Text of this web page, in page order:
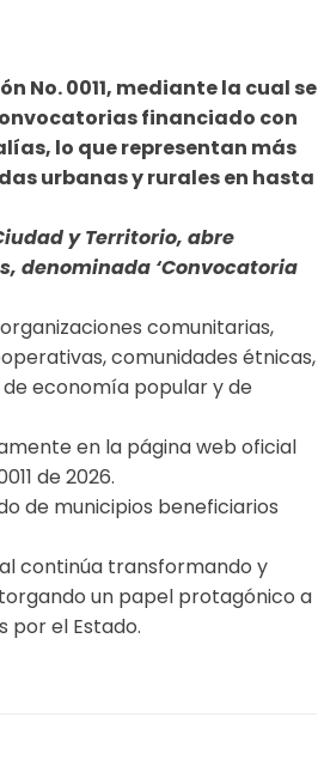
No. 0011, mediante la cual se
financiado con
lo que representan más
urbanas y rurales en hasta
y Territorio, abre
denominada ‘Convocatoria
comunitarias,
comunidades étnicas,
economía popular y de
en la página web oficial
de 2026.
de municipios beneficiarios
continúa transformando y
un papel protagónico a
por el Estado.